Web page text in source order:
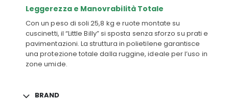
Leggerezza e Manovrabilità Totale
Con un peso di soli 25,8 kg e ruote montate su
cuscinetti, il “Little Billy” si sposta senza sforzo su prati e
pavimentazioni. La struttura in polietilene garantisce
una protezione totale dalla ruggine, ideale per l’uso in
zone umide.
BRAND